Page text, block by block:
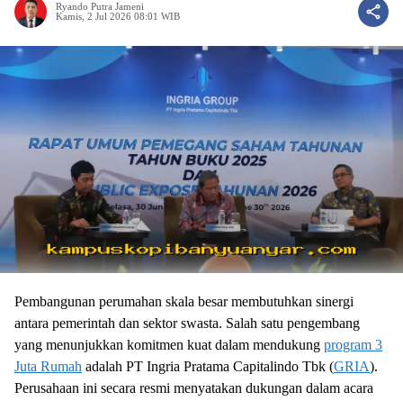
Ryando Putra Jameni
Kamis, 2 Jul 2026 08:01 WIB
Pembangunan perumahan skala besar membutuhkan sinergi
antara pemerintah dan sektor swasta. Salah satu pengembang
yang menunjukkan komitmen kuat dalam mendukung program 3
Juta Rumah adalah PT Ingria Pratama Capitalindo Tbk (GRIA).
Perusahaan ini secara resmi menyatakan dukungan dalam acara